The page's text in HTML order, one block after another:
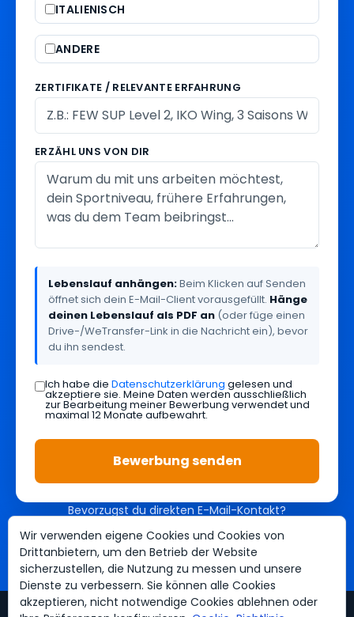
ITALIENISCH
ANDERE
ZERTIFIKATE / RELEVANTE ERFAHRUNG
ERZÄHL UNS VON DIR
Lebenslauf anhängen:Beim Klicken auf Senden
öffnet sich dein E-Mail-Client vorausgefüllt. Hänge
deinen Lebenslauf als PDF an (oder füge einen
Drive-/WeTransfer-Link in die Nachricht ein), bevor
du ihn sendest.
Ich habe die Datenschutzerklärung gelesen und
akzeptiere sie. Meine Daten werden ausschließlich
zur Bearbeitung meiner Bewerbung verwendet und
maximal 12 Monate aufbewahrt.
Bewerbung senden
Bevorzugst du direkten E-Mail-Kontakt?
Wir verwenden eigene Cookies und Cookies von
Drittanbietern, um den Betrieb der Website
sicherzustellen, die Nutzung zu messen und unsere
Dienste zu verbessern. Sie können alle Cookies
akzeptieren, nicht notwendige Cookies ablehnen oder